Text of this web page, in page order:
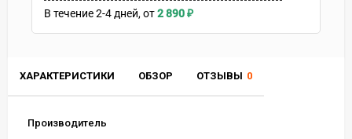
ХАРАКТЕРИСТИКИ ОБЗОР ОТЗЫВЫ 0
Производитель
В течение2-4 дней 2 890₽